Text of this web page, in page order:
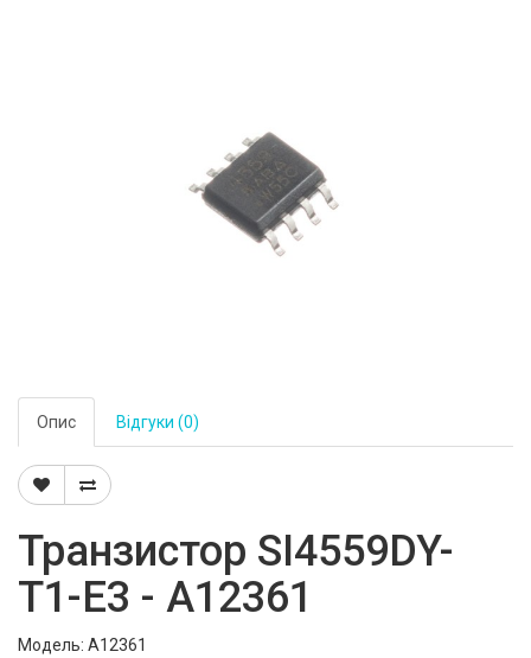
Опис Відгуки (0)
Транзистор SI4559DY-
T1-E3 - A12361
Модель: A12361